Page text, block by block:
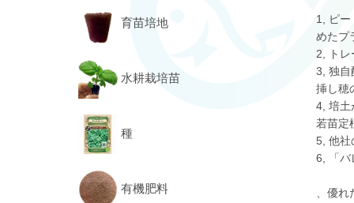
1, ピー
めたプ
2, トレ
3, 独自
挿し穂
4, 培土
若苗定
5, 他社
6, 「バ
、優れ
育苗培地
水耕栽培苗
種
有機肥料